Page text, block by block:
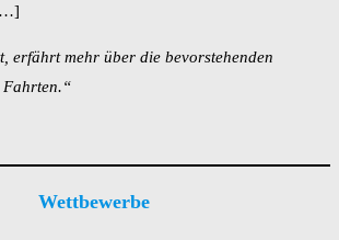
erfährt mehr über die bevorstehenden
Fahrten.“
Wettbewerbe